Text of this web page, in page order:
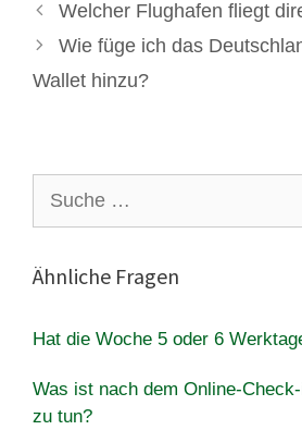
Welcher Flughafen fliegt
Wie füge ich das
Wallet hinzu?
nach:
Ähnliche Fragen
Hat die Woche 5 oder 6
Was ist nach dem Online-
zu tun?